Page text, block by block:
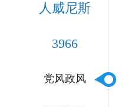
人威尼斯
3966
党风政风